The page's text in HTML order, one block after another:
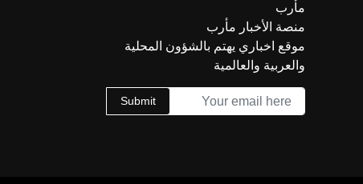
مأرب
منصة الأخبار مأرب
موقع اخباري يهتم بالشؤون المحلية
والعربية والعالمية
Submit